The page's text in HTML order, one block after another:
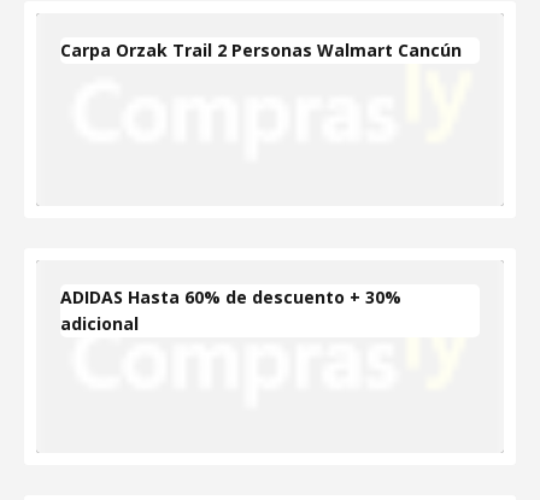
Carpa Orzak Trail 2 Personas Walmart Cancún
ADIDAS Hasta 60% de descuento + 30%
adicional